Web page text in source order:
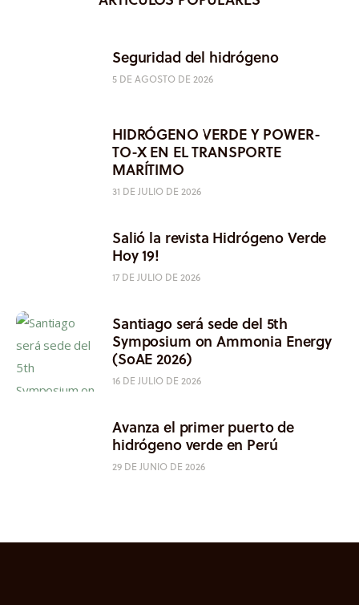
Seguridad del hidrógeno
5 DE AGOSTO DE 2026
HIDRÓGENO VERDE Y POWER-
TO-X EN EL TRANSPORTE
MARÍTIMO
31 DE JULIO DE 2026
Salió la revista Hidrógeno Verde
Hoy 19!
17 DE JULIO DE 2026
Santiago será sede del 5th
Symposium on Ammonia Energy
(SoAE 2026)
16 DE JULIO DE 2026
Avanza el primer puerto de
hidrógeno verde en Perú
29 DE JUNIO DE 2026